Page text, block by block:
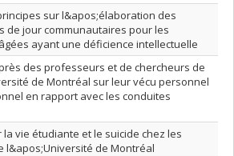
sur l&apos;élaboration des
de jour communautaires pour les
ayant une déficience intellectuelle
des professeurs et de chercheurs de
de Montréal sur leur vécu personnel
en rapport avec les conduites
la vie étudiante et le suicide chez les
l&apos;Université de Montréal